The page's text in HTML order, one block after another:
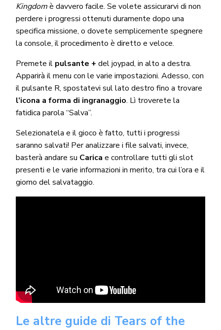
Kingdomè davvero facile. Se volete assicurarvi di non
perdere i progressi ottenuti duramente dopo una
specifica missione, o dovete semplicemente spegnere
la console, il procedimento è diretto e veloce.
Premete il pulsante + del joypad, in alto a destra.
Apparirà il menu con le varie impostazioni. Adesso, con
il pulsante R, spostatevi sul lato destro fino a trovare
l’icona a forma di ingranaggio. Lì troverete la
fatidica parola “Salva”.
Selezionatela e il gioco è fatto, tutti i progressi
saranno salvati! Per analizzare i file salvati, invece,
basterà andare su Carica e controllare tutti gli slot
presenti e le varie informazioni in merito, tra cui l’ora e il
giorno del salvataggio.
Le altre guide di Tears of the